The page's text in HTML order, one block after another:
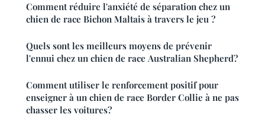
Comment réduire l'anxiété de séparation chez un
chien de race Bichon Maltais à travers le jeu ?
Quels sont les meilleurs moyens de prévenir
l'ennui chez un chien de race Australian Shepherd?
Comment utiliser le renforcement positif pour
enseigner à un chien de race Border Collie à ne pas
chasser les voitures?